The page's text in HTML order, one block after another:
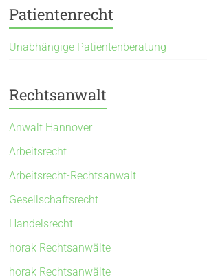
Patientenrecht
Unabhängige Patientenberatung
Rechtsanwalt
Anwalt Hannover
Arbeitsrecht
Arbeitsrecht-Rechtsanwalt
Gesellschaftsrecht
Handelsrecht
horak Rechtsanwälte
horak Rechtsanwälte